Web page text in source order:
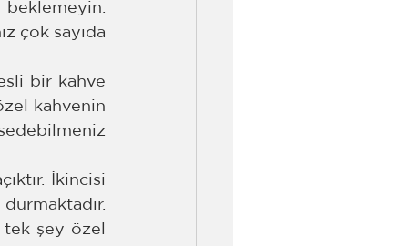
beklemeyin.
çok sayıda
bir kahve
kahvenin
İkincisi
şey özel